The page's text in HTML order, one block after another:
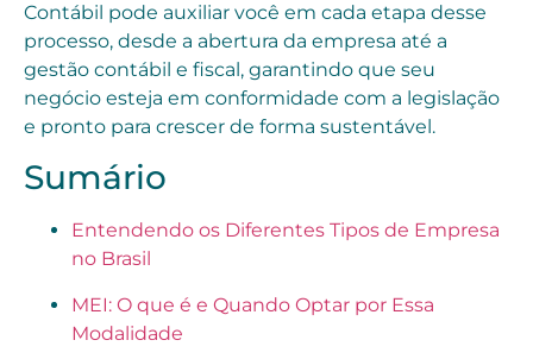
Contábil pode auxiliar você em cada etapa desse
processo, desde a abertura da empresa até a
gestão contábil e fiscal, garantindo que seu
negócio esteja em conformidade com a legislação
e pronto para crescer de forma sustentável.
Sumário
Entendendo os Diferentes Tipos de Empresa
no Brasil
MEI: O que é e Quando Optar por Essa
Modalidade